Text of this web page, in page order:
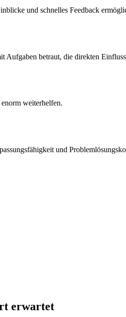
und schnelles Feedback
betraut, die direkten
weiterhelfen.
und
erwartet